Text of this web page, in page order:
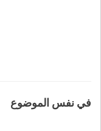
في نفس الموضوع